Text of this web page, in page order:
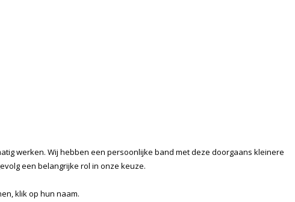
werken. Wij hebben een persoonlijke band met deze doorgaans kleinere
een belangrijke rol in onze keuze.
klik op hun naam.